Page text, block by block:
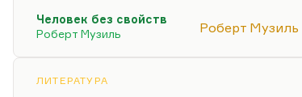
увлекательное и смешное чтение. Не
угасла здесь потенция к чуду, а
именно человеком без свойств.
Человек без свойств
Роберт Музиль
Роберт Музиль
ЛИТЕРАТУРА